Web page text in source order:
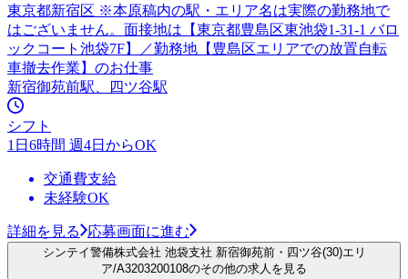
東京都新宿区 ※本原稿内の駅・エリア名は実際の勤務地で
はございません。面接地は【東京都豊島区東池袋1-31-1 バロ
ックコート池袋7F】／勤務地【豊島区エリアでの放置自転
車撤去作業】のお仕事
新宿御苑前駅、四ツ谷駅
シフト
1日6時間 週4日からOK
交通費支給
未経験OK
詳細を見る 応募画面に進む
シンテイ警備株式会社 池袋支社 新宿御苑前・四ツ谷(30)エリ
ア/A3203200108のその他の求人を見る